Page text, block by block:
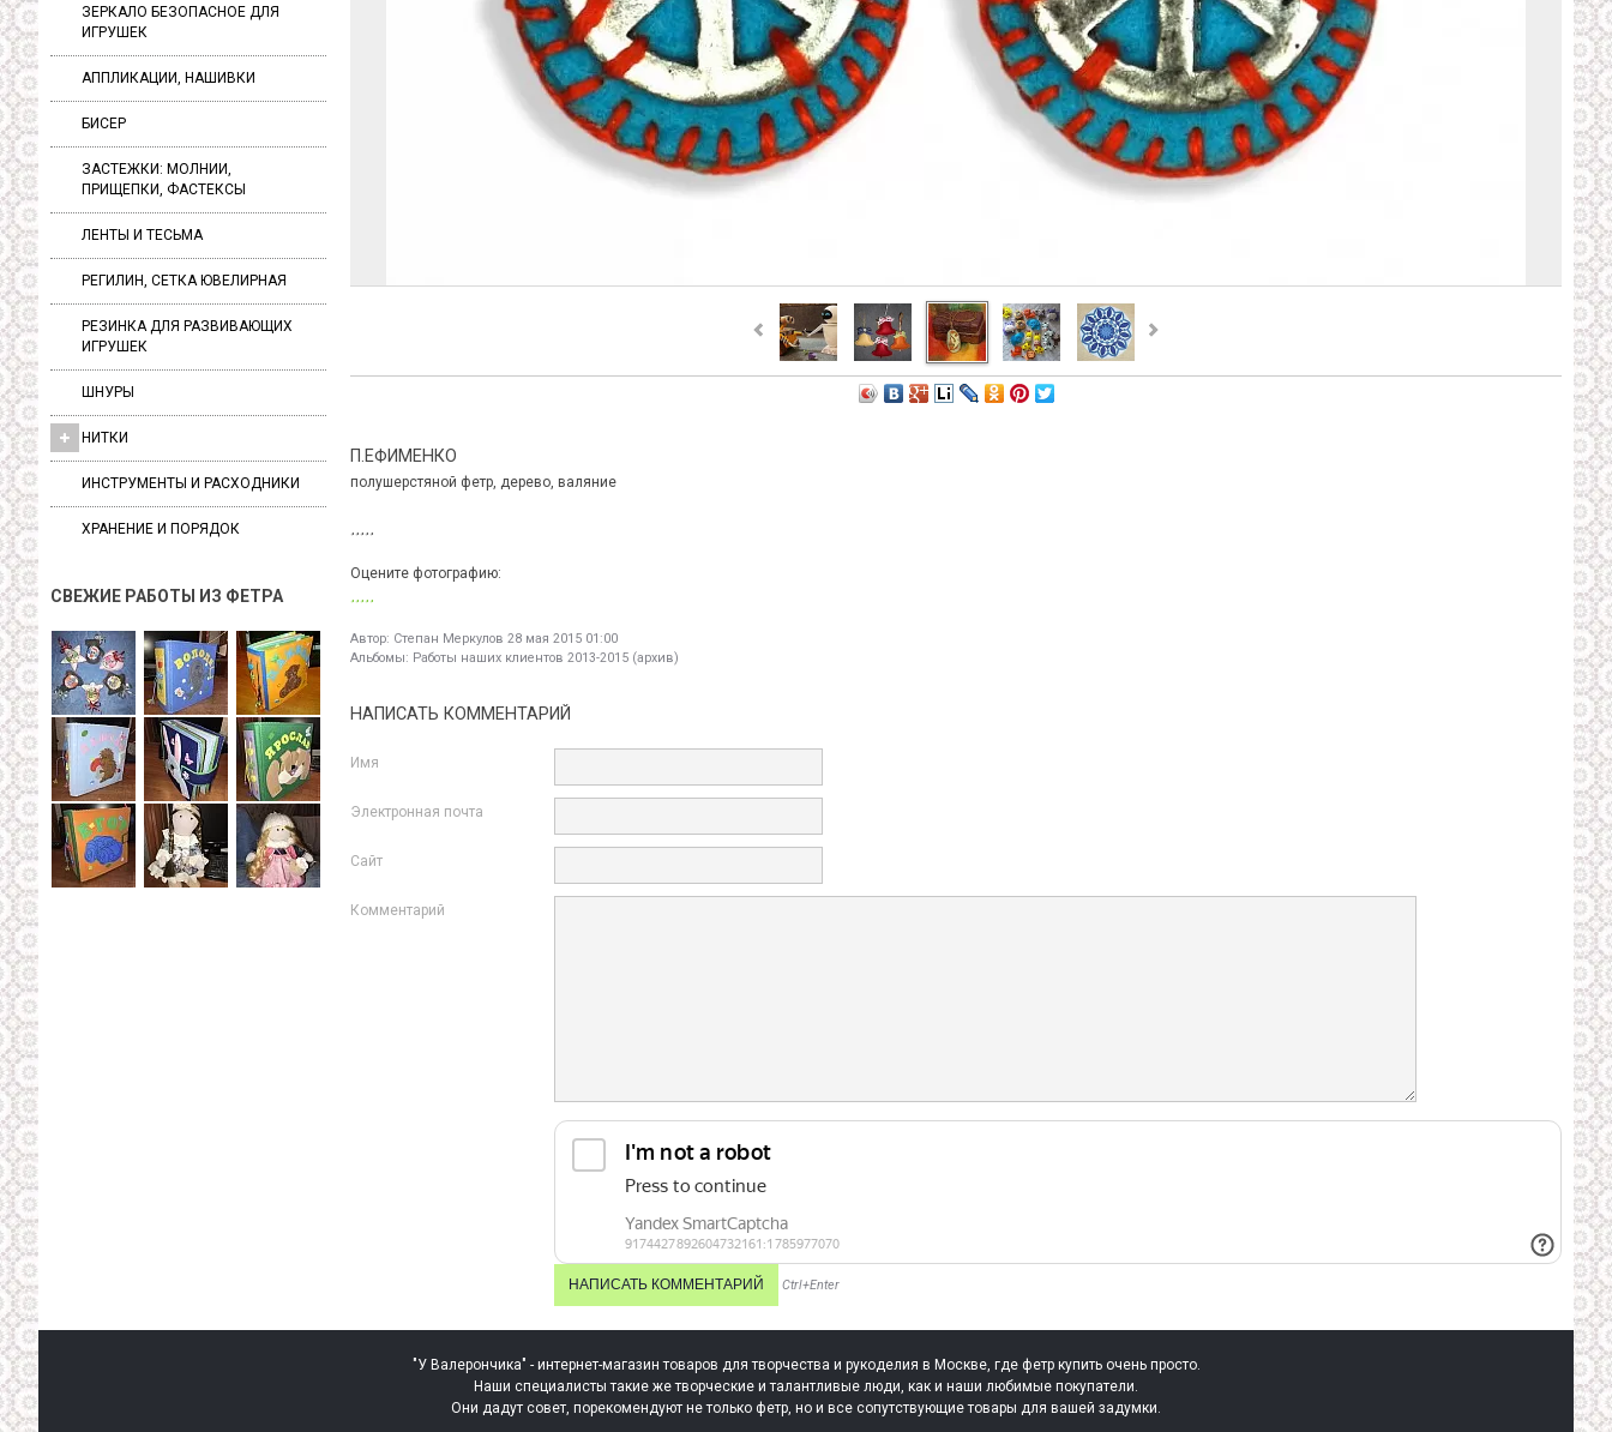
ЗЕРКАЛО БЕЗОПАСНОЕ ДЛЯ
ИГРУШЕК
АППЛИКАЦИИ, НАШИВКИ
БИСЕР
ЗАСТЕЖКИ: МОЛНИИ,
ПРИЩЕПКИ, ФАСТЕКСЫ
ЛЕНТЫ И ТЕСЬМА
РЕГИЛИН, СЕТКА ЮВЕЛИРНАЯ
РЕЗИНКА ДЛЯ РАЗВИВАЮЩИХ
ИГРУШЕК
ШНУРЫ
НИТКИ
ИНСТРУМЕНТЫ И РАСХОДНИКИ
ХРАНЕНИЕ И ПОРЯДОК
СВЕЖИЕ РАБОТЫ ИЗ ФЕТРА
П.ЕФИМЕНКО
полушерстяной фетр, дерево, валяние
Оцените фотографию:
Автор: Степан Меркулов 28 мая 2015 01:00
Альбомы: Работы наших клиентов 2013-2015 (архив)
НАПИСАТЬ КОММЕНТАРИЙ
Имя
Электронная почта
Сайт
Комментарий
Ctrl+Enter
"У Валерончика" - интернет-магазин товаров для творчества и рукоделия в Москве, где фетр купить очень просто.
Наши специалисты такие же творческие и талантливые люди, как и наши любимые покупатели.
Они дадут совет, порекомендуют не только фетр, но и все сопутствующие товары для вашей задумки.